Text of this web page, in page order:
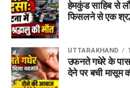
हेमकुंड साहिब से
फिसलने से एक
UTTARAKHAND
उफनते गधेरे के पास
देने पर बची मासूम